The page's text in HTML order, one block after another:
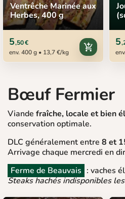
Ventrêche Marinée aux
Herbes, 400 g
5,50 €
env. 400 g • 13,7 €/kg
add_shopping_cart 5
Bœuf Fermier
Viande fraîche, locale et bien
conservation optimale.
DLC généralement entre 8 et
Arrivage chaque mercredi en
Ferme de Beauvais : vaches
Steaks hachés indisponibles